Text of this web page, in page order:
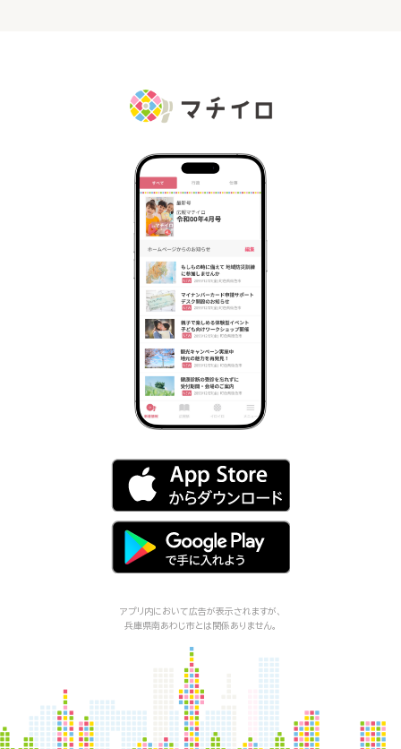
アプリ内において広告が表示されますが、
兵庫県南あわじ市とは関係ありません。